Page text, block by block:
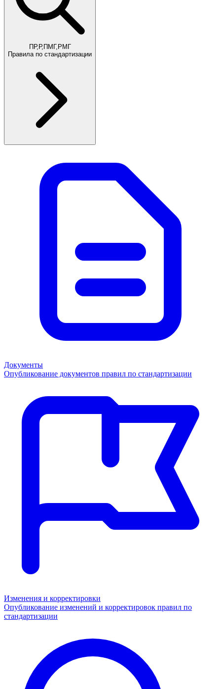
ПР,Р,ПМГ,РМГ
Правила по стандартизации
Документы
Опубликование документов правил по стандартизации
Изменения и корректировки
Опубликование изменений и корректировок правил по
стандартизации